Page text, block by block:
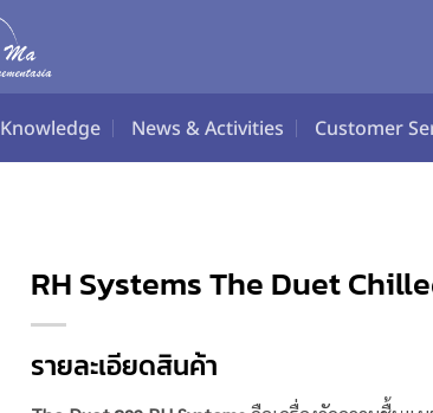
Knowledge News & Activities Customer
RH Systems The Duet
รายละเอียดสินค้า